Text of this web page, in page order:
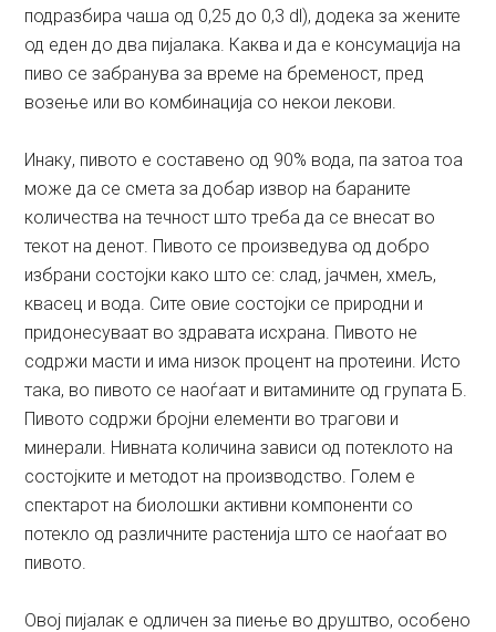
подразбира чаша од 0,25 до 0,3 dl), додека за жените
од еден до два пијалака. Каква и да е консумација на
пиво се забранува за време на бременост, пред
возење или во комбинација со некои лекови.
Инаку, пивото е составено од 90% вода, па затоа тоа
може да се смета за добар извор на бараните
количества на течност што треба да се внесат во
текот на денот. Пивото се произведува од добро
избрани состојки како што се: слад, јачмен, хмељ,
квасец и вода. Сите овие состојки се природни и
придонесуваат во здравата исхрана. Пивото не
содржи масти и има низок процент на протеини. Исто
така, во пивото се наоѓаат и витамините од групата Б.
Пивото содржи бројни елементи во трагови и
минерали. Нивната количина зависи од потеклото на
состојките и методот на производство. Голем е
спектарот на биолошки активни компоненти со
потекло од различните растенија што се наоѓаат во
пивото.
Овој пијалак е одличен за пиење во друштво, особено